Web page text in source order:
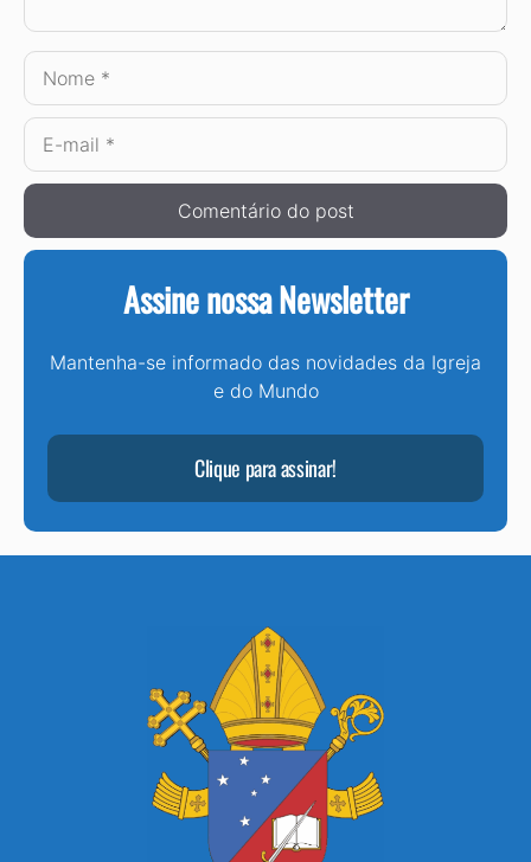
Nome
E-
mail
Assine nossa Newsletter
Mantenha-se informado das novidades da Igreja
e do Mundo
Clique para assinar!